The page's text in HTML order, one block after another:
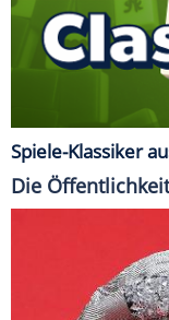
Spiele-Klassiker
Die